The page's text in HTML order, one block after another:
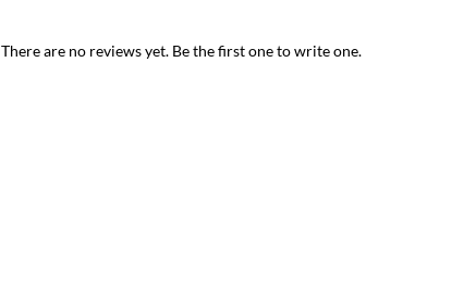
There are no reviews yet. Be the first one to write one.